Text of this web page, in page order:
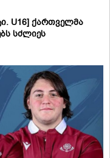
U16] ქართველმა
სძლიეს